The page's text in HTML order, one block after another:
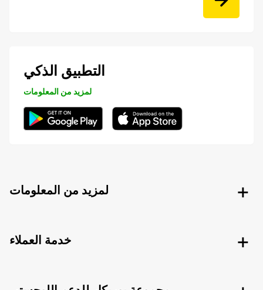
التطبيق الذكي
لمزيد من المعلومات
لمزيد من المعلومات
خدمة العملاء